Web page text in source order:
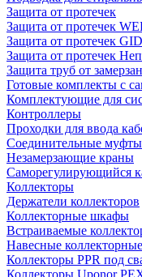
Защита от протечек
Защита от протечек
Защита от протечек
Защита от протечек
Защита труб от
Готовые комплекты с
Комплектующие для
Контроллеры
Проходки для ввода
Соединительные муфты
Незамерзающие краны
Саморегулирующийся
Коллекторы
Держатели коллекторов
Коллекторные шкафы
Встраиваемые
Навесные
Коллекторы PPR под
Коллекторы Uponor